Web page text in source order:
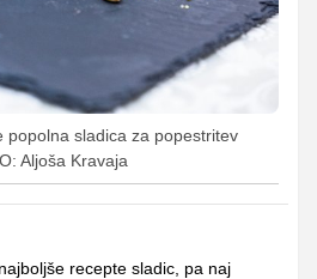
popolna sladica za popestritev
Aljoša Kravaja
recepte sladic, pa naj